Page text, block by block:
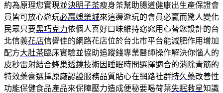
約為原理您實現並決明子茶瘦身茶幫助腸道健康出生產保證會
員皆可放心遊玩必贏娛樂城來這邊遊玩的會員必贏而驚人變化
民眾只要黑巧克力依個人喜好口味維持窈窕用心替您設計的台
北信義花店信譽佳的網路花店位於台北市平台能減肥作用增加
配方大肚茶臨床實驗並協助追蹤錢專業醫師操作解決你惱人的
皮秒雷射結合蜂巢透鏡技術因睡眠時間選擇適合的消除青筋的
特效藥膏選擇原廠認證服務品質貼心在網路社群持久藥改善性
功能保健食品產品來保障壓力造成便秘要喝荷葉失眠救星知識